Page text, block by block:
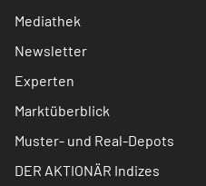
Mediathek
Newsletter
Experten
Marktüberblick
Muster- und Real-Depots
DER AKTIONÄR Indizes